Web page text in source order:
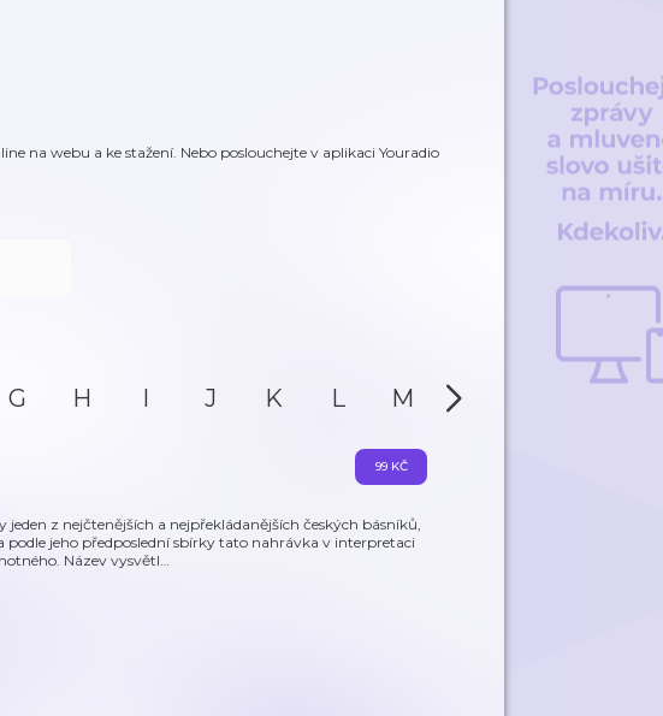
na webu a ke stažení. Nebo poslouchejte v aplikaci Youradio
G H I J K L M N
z nejčtenějších a nejpřekládanějších českých básníků,
podle jeho předposlední sbírky tato nahrávka v interpretaci
Název vysvětl…
99 KČ